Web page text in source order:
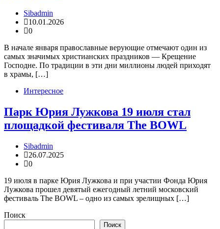
Sibadmin
10.01.2026
0
В начале января православные верующие отмечают один из
самых значимых христианских праздников — Крещение
Господне. По традиции в эти дни миллионы людей приходят
в храмы, […]
Интересное
Парк Юрия Лужкова 19 июля стал
площадкой фестиваля The BOWL
Sibadmin
26.07.2025
0
19 июля в парке Юрия Лужкова и при участии Фонда Юрия
Лужкова прошел девятый ежегодный летний московский
фестиваль The BOWL – одно из самых зрелищных […]
Поиск
Поиск